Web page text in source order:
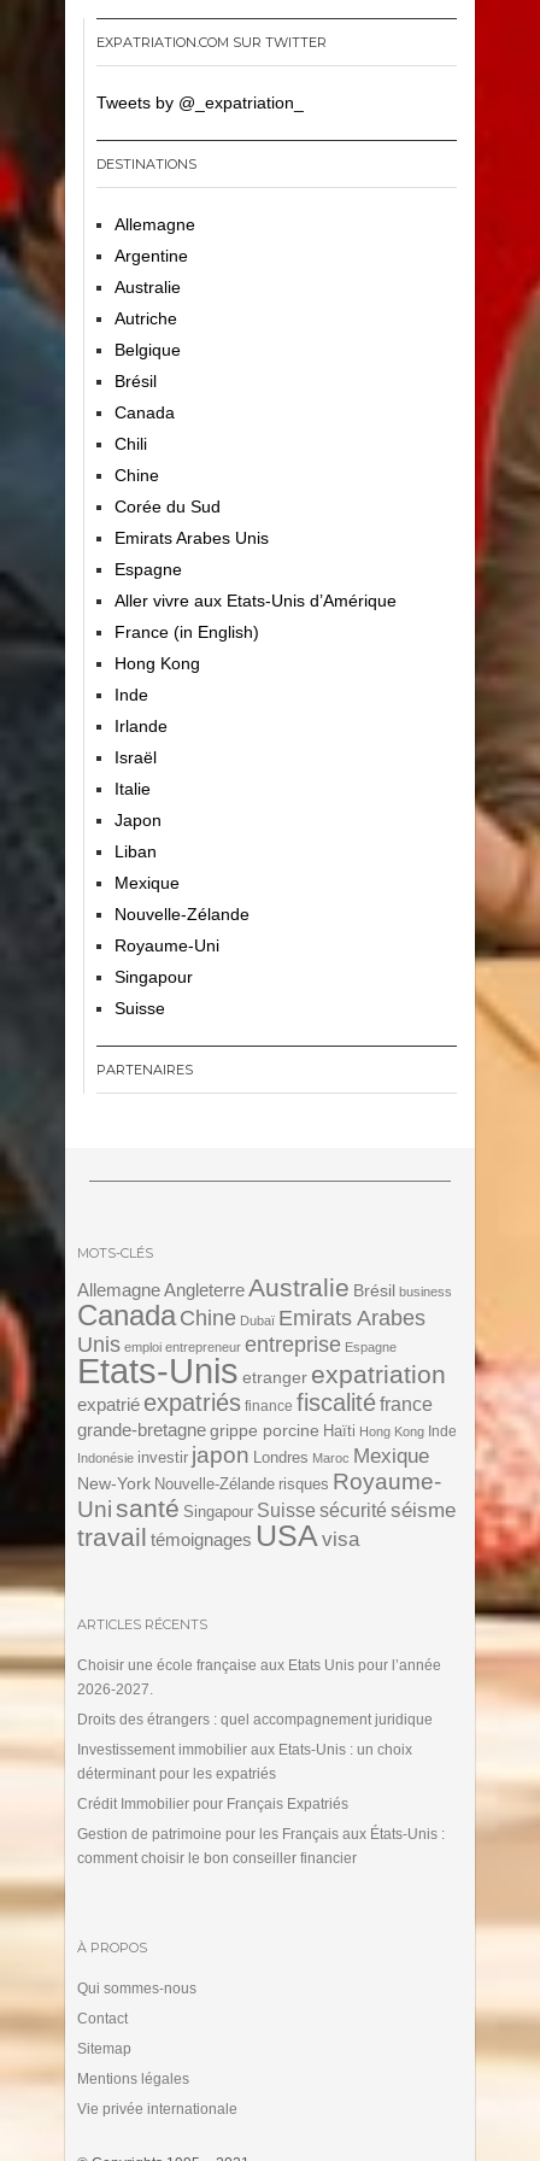
EXPATRIATION.COM SUR TWITTER
Tweets by @_expatriation_
DESTINATIONS
Allemagne
Argentine
Australie
Autriche
Belgique
Brésil
Canada
Chili
Chine
Corée du Sud
Emirats Arabes Unis
Espagne
Aller vivre aux Etats-Unis d’Amérique
France (in English)
Hong Kong
Inde
Irlande
Israël
Italie
Japon
Liban
Mexique
Nouvelle-Zélande
Royaume-Uni
Singapour
Suisse
PARTENAIRES
MOTS-CLÉS
Allemagne AngleterreAustralie Brésil business
Canada Chine Dubaï Emirats Arabes
Unis emploi entrepreneur entreprise Espagne
Etats-Unis etranger expatriation
expatrié expatriés finance fiscalitéfrance
grande-bretagne grippe porcine Haïti Hong Kong Inde
Indonésie investir japon Londres Maroc Mexique
New-York Nouvelle-Zélande risques Royaume-
Unisanté Singapour Suisse sécurité séisme
travail témoignages USA visa
ARTICLES RÉCENTS
Choisir une école française aux Etats Unis pour l’année
2026-2027.
Droits des étrangers : quel accompagnement juridique
Investissement immobilier aux Etats-Unis : un choix
déterminant pour les expatriés
Crédit Immobilier pour Français Expatriés
Gestion de patrimoine pour les Français aux États-Unis :
comment choisir le bon conseiller financier
À PROPOS
Qui sommes-nous
Contact
Sitemap
Mentions légales
Vie privée internationale